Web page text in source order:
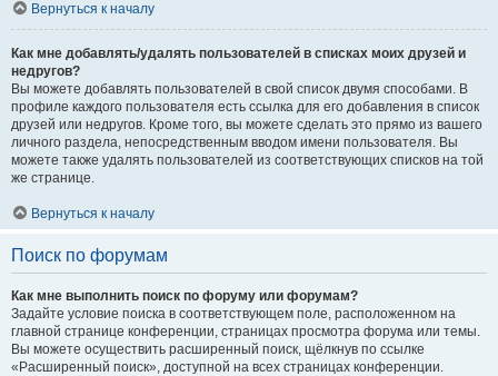
Вернуться к началу
Как мне добавлять/удалять пользователей в списках моих друзей и
недругов?
Вы можете добавлять пользователей в свой список двумя способами. В
профиле каждого пользователя есть ссылка для его добавления в список
друзей или недругов. Кроме того, вы можете сделать это прямо из вашего
личного раздела, непосредственным вводом имени пользователя. Вы
можете также удалять пользователей из соответствующих списков на той
же странице.
Вернуться к началу
Поиск по форумам
Как мне выполнить поиск по форуму или форумам?
Задайте условие поиска в соответствующем поле, расположенном на
главной странице конференции, страницах просмотра форума или темы.
Вы можете осуществить расширенный поиск, щёлкнув по ссылке
«Расширенный поиск», доступной на всех страницах конференции.